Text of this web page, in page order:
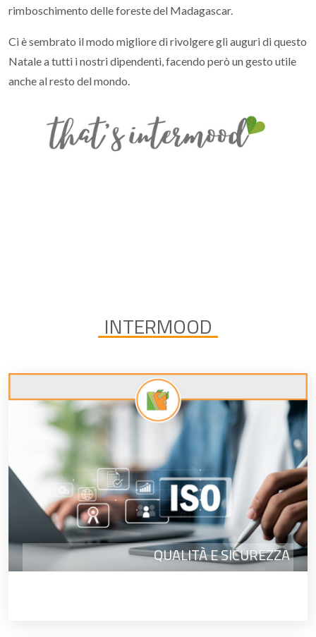
rimboschimento delle foreste del Madagascar.
Ci è sembrato il modo migliore di rivolgere gli auguri di questo
Natale a tutti i nostri dipendenti, facendo però un gesto utile
anche al resto del mondo.
INTERMOOD
QUALITÀ E SICUREZZA